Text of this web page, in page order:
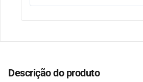
Descrição do produto